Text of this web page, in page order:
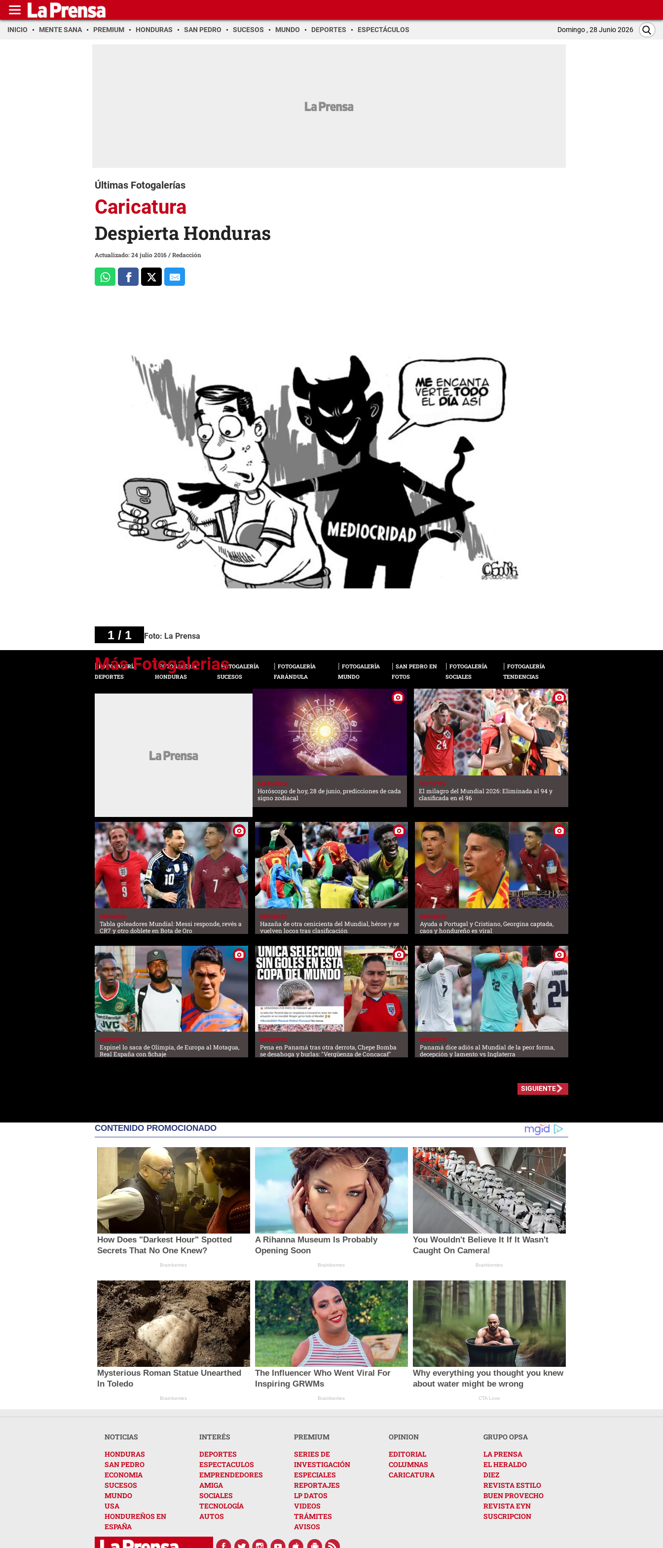
INICIO MENTE SANA PREMIUM HONDURAS SAN PEDRO SUCESOS MUNDO DEPORTES ESPECTÁCULOS Domingo , 28 Junio 2026
Últimas Fotogalerías
Caricatura
Despierta Honduras
Actualizado: 24 julio 2016/Redacción
1 / 1 Foto: La Prensa
FOTOGALERÍA
DEPORTES
FOTOGALERÍA
HONDURAS
FOTOGALERÍA
SUCESOS
FOTOGALERÍA
FARÁNDULA
FOTOGALERÍA
MUNDO
SAN PEDRO EN
FOTOS
FOTOGALERÍA
SOCIALES
FOTOGALERÍA
TENDENCIAS
FARANDULA
Horóscopo de hoy, 28 de junio, predicciones de cada
signo zodiacal
DEPORTES
El milagro del Mundial 2026: Eliminada al 94 y
clasificada en el 96
DEPORTES
Tabla goleadores Mundial: Messi responde, revés a
CR7 y otro doblete en Bota de Oro
DEPORTES
Hazaña de otra cenicienta del Mundial, héroe y se
vuelven locos tras clasificación
DEPORTES
Ayuda a Portugal y Cristiano, Georgina captada,
caos y hondureño es viral
DEPORTES
Espinel lo saca de Olimpia, de Europa al Motagua,
Real España con fichaje
DEPORTES
Pena en Panamá tras otra derrota, Chepe Bomba
se desahoga y burlas: "Vergüenza de Concacaf"
DEPORTES
Panamá dice adiós al Mundial de la peor forma,
decepción y lamento vs Inglaterra
SIGUIENTE
CONTENIDO PROMOCIONADO
How Does "Darkest Hour" Spotted
Secrets That No One Knew?
Brainberries
A Rihanna Museum Is Probably
Opening Soon
Brainberries
You Wouldn't Believe It If It Wasn't
Caught On Camera!
Brainberries
Mysterious Roman Statue Unearthed
In Toledo
Brainberries
The Influencer Who Went Viral For
Inspiring GRWMs
Brainberries
Why everything you thought you knew
about water might be wrong
CTA Love
NOTICIAS
HONDURAS
SAN PEDRO
ECONOMIA
SUCESOS
MUNDO
USA
HONDUREÑOS EN
ESPAÑA
INTERÉS
DEPORTES
ESPECTACULOS
EMPRENDEDORES
AMIGA
SOCIALES
TECNOLOGÍA
AUTOS
PREMIUM
SERIES DE
INVESTIGACIÓN
ESPECIALES
REPORTAJES
LP DATOS
VIDEOS
TRÁMITES
AVISOS
OPINION
EDITORIAL
COLUMNAS
CARICATURA
GRUPO OPSA
LA PRENSA
EL HERALDO
DIEZ
REVISTA ESTILO
BUEN PROVECHO
REVISTA EYN
SUSCRIPCION